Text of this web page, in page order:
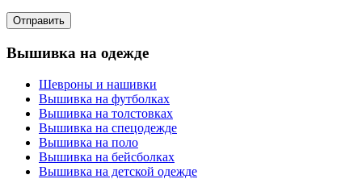
Вышивка на одежде
Шевроны и нашивки
Вышивка на футболках
Вышивка на толстовках
Вышивка на спецодежде
Вышивка на поло
Вышивка на бейсболках
Вышивка на детской одежде